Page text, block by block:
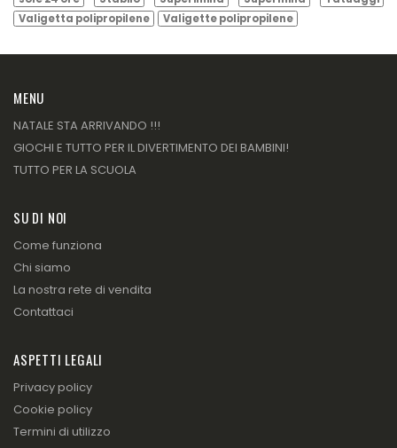
Valigetta polipropilene
Valigette polipropilene
MENU
NATALE STA ARRIVANDO !!!
GIOCHI E TUTTO PER IL DIVERTIMENTO DEI BAMBINI!
TUTTO PER LA SCUOLA
SU DI NOI
Come funziona
Chi siamo
La nostra rete di vendita
Contattaci
ASPETTI LEGALI
Privacy policy
Cookie policy
Termini di utilizzo